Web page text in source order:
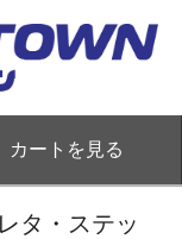
カートを見る
タ・ステッ